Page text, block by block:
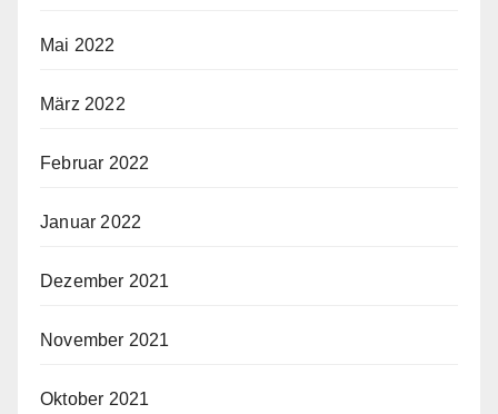
Mai 2022
März 2022
Februar 2022
Januar 2022
Dezember 2021
November 2021
Oktober 2021